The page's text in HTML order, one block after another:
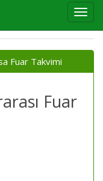
Fuar Takvimi
Fuar